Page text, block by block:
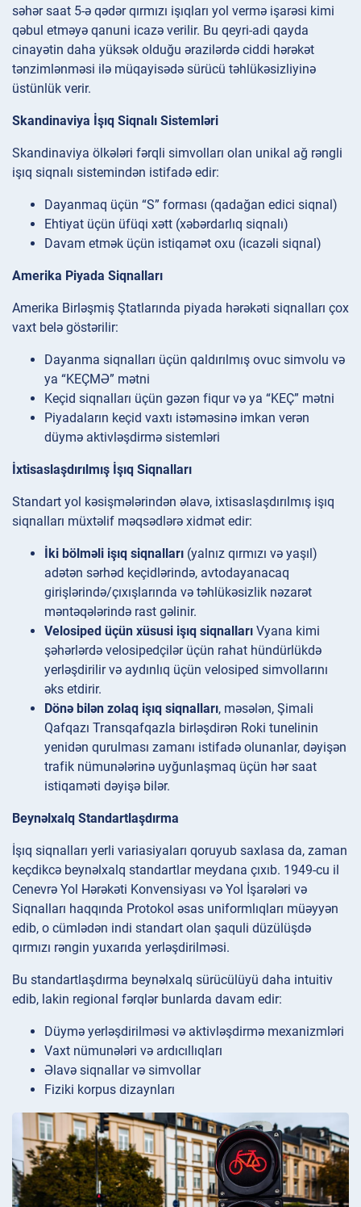
səhər saat 5-ə qədər qırmızı işıqları yol vermə işarəsi kimi
qəbul etməyə qanuni icazə verilir. Bu qeyri-adi qayda
cinayətin daha yüksək olduğu ərazilərdə ciddi hərəkət
tənzimlənməsi ilə müqayisədə sürücü təhlükəsizliyinə
üstünlük verir.
Skandinaviya İşıq Siqnalı Sistemləri
Skandinaviya ölkələri fərqli simvolları olan unikal ağ rəngli
işıq siqnalı sistemindən istifadə edir:
Dayanmaq üçün “S” forması (qadağan edici siqnal)
Ehtiyat üçün üfüqi xətt (xəbərdarlıq siqnalı)
Davam etmək üçün istiqamət oxu (icazəli siqnal)
Amerika Piyada Siqnalları
Amerika Birləşmiş Ştatlarında piyada hərəkəti siqnalları çox
vaxt belə göstərilir:
Dayanma siqnalları üçün qaldırılmış ovuc simvolu və
ya “KEÇMƏ” mətni
Keçid siqnalları üçün gəzən fiqur və ya “KEÇ” mətni
Piyadaların keçid vaxtı istəməsinə imkan verən
düymə aktivləşdirmə sistemləri
İxtisaslaşdırılmış İşıq Siqnalları
Standart yol kəsişmələrindən əlavə, ixtisaslaşdırılmış işıq
siqnalları müxtəlif məqsədlərə xidmət edir:
İki bölməli işıq siqnalları (yalnız qırmızı və yaşıl)
adətən sərhəd keçidlərində, avtodayanacaq
girişlərində/çıxışlarında və təhlükəsizlik nəzarət
məntəqələrində rast gəlinir.
Velosiped üçün xüsusi işıq siqnalları Vyana kimi
şəhərlərdə velosipedçilər üçün rahat hündürlükdə
yerləşdirilir və aydınlıq üçün velosiped simvollarını
əks etdirir.
Dönə bilən zolaq işıq siqnalları, məsələn, Şimali
Qafqazı Transqafqazla birləşdirən Roki tunelinin
yenidən qurulması zamanı istifadə olunanlar, dəyişən
trafik nümunələrinə uyğunlaşmaq üçün hər saat
istiqaməti dəyişə bilər.
Beynəlxalq Standartlaşdırma
İşıq siqnalları yerli variasiyaları qoruyub saxlasa da, zaman
keçdikcə beynəlxalq standartlar meydana çıxıb. 1949-cu il
Cenevrə Yol Hərəkəti Konvensiyası və Yol İşarələri və
Siqnalları haqqında Protokol əsas uniformlıqları müəyyən
edib, o cümlədən indi standart olan şaquli düzülüşdə
qırmızı rəngin yuxarıda yerləşdirilməsi.
Bu standartlaşdırma beynəlxalq sürücülüyü daha intuitiv
edib, lakin regional fərqlər bunlarda davam edir:
Düymə yerləşdirilməsi və aktivləşdirmə mexanizmləri
Vaxt nümunələri və ardıcıllıqları
Əlavə siqnallar və simvollar
Fiziki korpus dizaynları